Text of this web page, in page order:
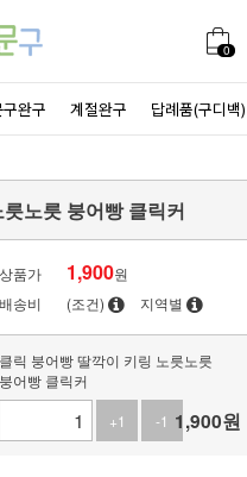
0
구완구 계절완구 답례품(구디백)
노릇 붕어빵 클릭커
상품가 1,900원
배송비
(조건) 지역별
클릭 붕어빵 딸깍이 키링 노릇노릇
붕어빵 클릭커
+1
-1 1,900원